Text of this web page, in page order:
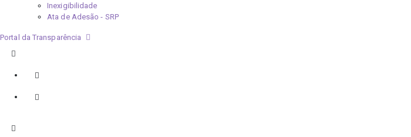
Inexigibilidade
Ata de Adesão - SRP
Portal da Transparência